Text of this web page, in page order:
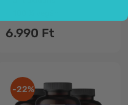
6.990 Ft
-22%